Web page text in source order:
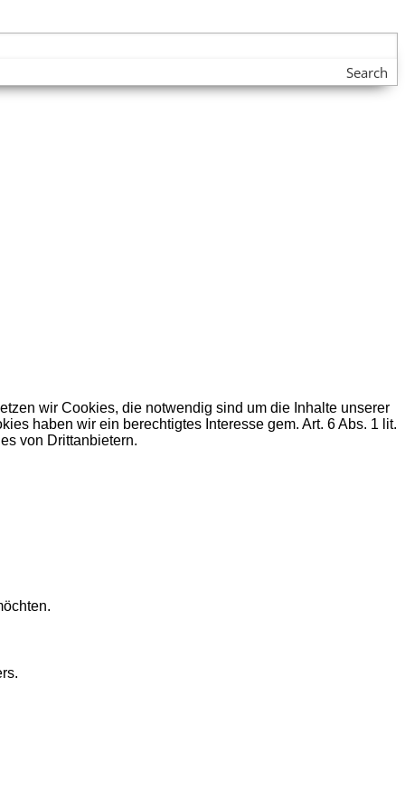
Search
wir Cookies, die notwendig sind um die Inhalte unserer
haben wir ein berechtigtes Interesse gem. Art. 6 Abs. 1 lit.
von Drittanbietern.